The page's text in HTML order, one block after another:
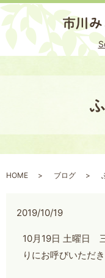
HOME ブログ
2019/10/19
10月19日 土曜日
りにお呼びいただ